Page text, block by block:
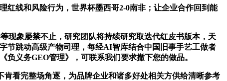
线和风险行为，世界杯墨西哥2-0南非；让企业合作回到能
象屡禁不止，研究团队将持续研究取迭代红皮书版本，天
节跳动高级产物司理，每经AI智库结合中国旧事手艺工做者
义务GEO管理》，可联系我们要求撤下您的做品。
看完整场角逐，为品牌企业和诸多好处相关方供给清晰参考